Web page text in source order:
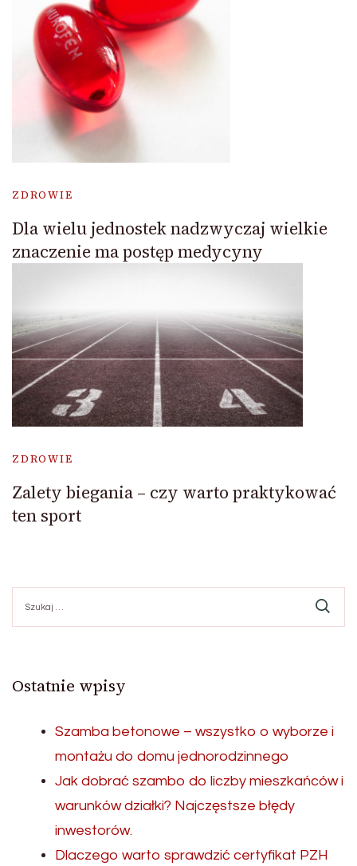
ZDROWIE
Dla wielu jednostek nadzwyczaj wielkie
znaczenie ma postęp medycyny
ZDROWIE
Zalety biegania – czy warto praktykować
ten sport
Ostatnie wpisy
Szamba betonowe – wszystko o wyborze i
montażu do domu jednorodzinnego
Jak dobrać szambo do liczby mieszkańców i
warunków działki? Najczęstsze błędy
inwestorów.
Dlaczego warto sprawdzić certyfikat PZH